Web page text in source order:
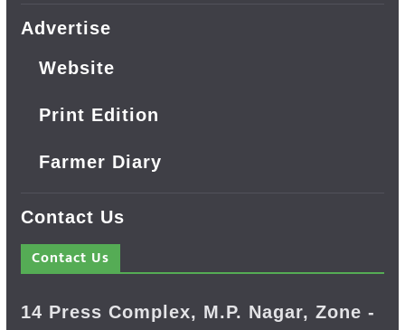
Advertise
Website
Print Edition
Farmer Diary
Contact Us
Contact Us
14 Press Complex, M.P. Nagar, Zone -